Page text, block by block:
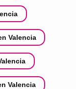
Valencia
Valencia